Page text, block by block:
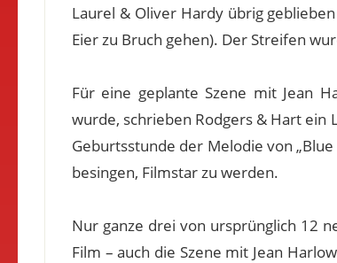
Laurel & Oliver Hardy übrig
Eier zu Bruch gehen). Der Streifen
Für eine geplante Szene mit Jean
wurde, schrieben Rodgers & Hart ein
Geburtsstunde der Melodie von
besingen, Filmstar zu werden.
Nur ganze drei von ursprünglich 12
Film – auch die Szene mit Jean